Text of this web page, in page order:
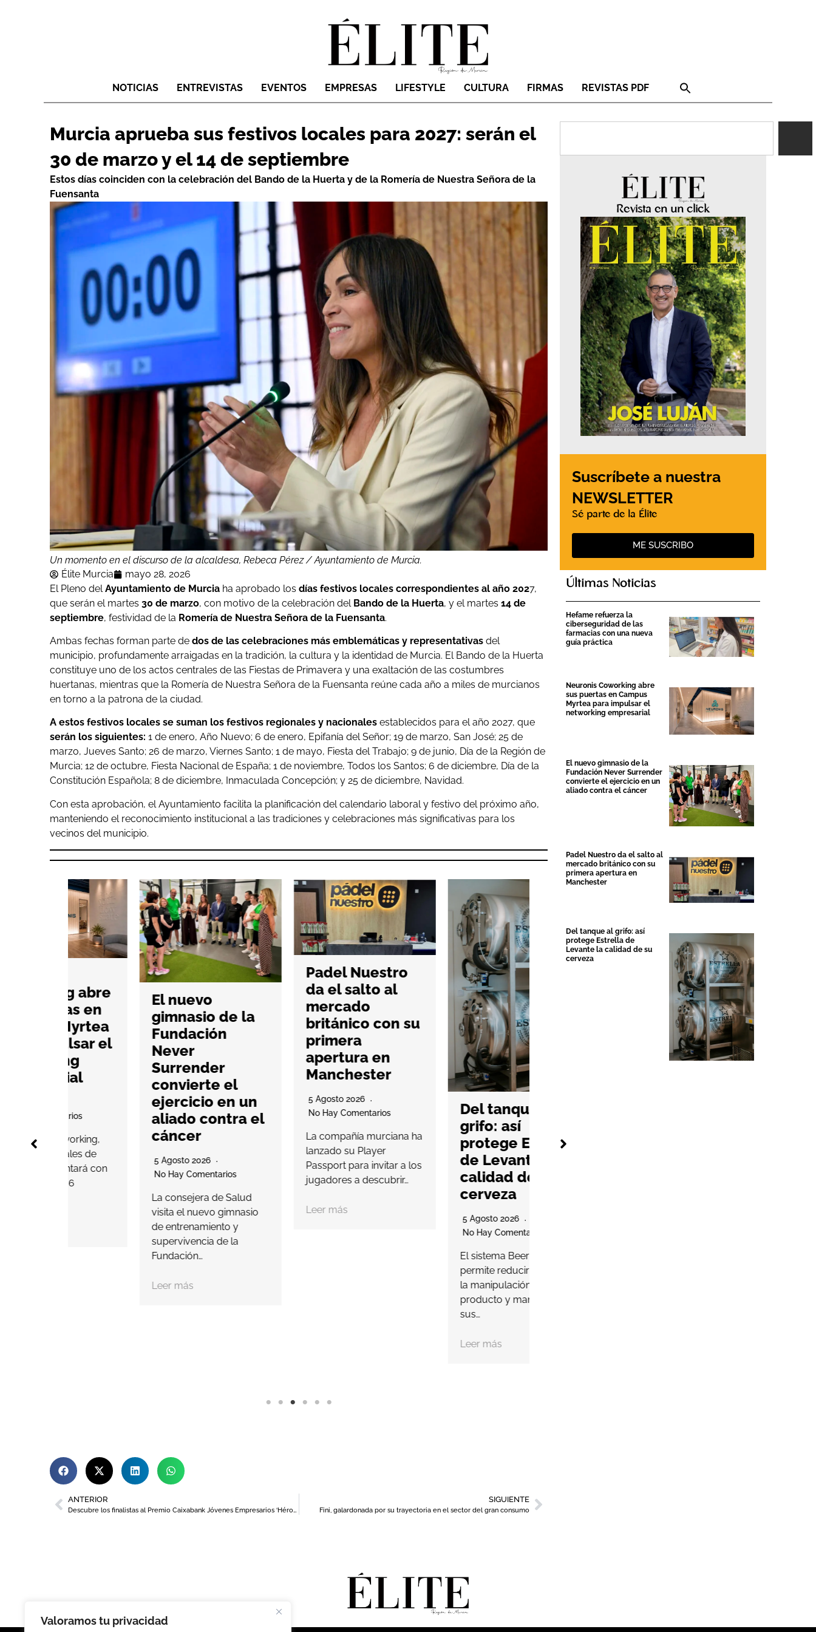
Valoramos tu privacidad
NOTICIAS ENTREVISTAS EVENTOS EMPRESAS LIFESTYLE CULTURA FIRMAS REVISTAS PDF
Murcia aprueba sus festivos locales para 2027: serán el
30 de marzo y el 14 de septiembre
Estos días coinciden con la celebración del Bando de la Huerta y de la Romería de Nuestra Señora de la
Fuensanta
Un momento en el discurso de la alcaldesa, Rebeca Pérez / Ayuntamiento de Murcia.
Élite Murcia
mayo 28, 2026
El Pleno del Ayuntamiento de Murcia ha aprobado los días festivos locales correspondientes al año 2027,
que serán el martes 30 de marzo, con motivo de la celebración del Bando de la Huerta, y el martes 14 de
septiembre, festividad de la Romería de Nuestra Señora de la Fuensanta.
Ambas fechas forman parte de dos de las celebraciones más emblemáticas y representativas del
municipio, profundamente arraigadas en la tradición, la cultura y la identidad de Murcia. El Bando de la Huerta
constituye uno de los actos centrales de las Fiestas de Primavera y una exaltación de las costumbres
huertanas, mientras que la Romería de Nuestra Señora de la Fuensanta reúne cada año a miles de murcianos
en torno a la patrona de la ciudad.
A estos festivos locales se suman los festivos regionales y nacionales establecidos para el año 2027, que
serán los siguientes: 1 de enero, Año Nuevo; 6 de enero, Epifanía del Señor; 19 de marzo, San José; 25 de
marzo, Jueves Santo; 26 de marzo, Viernes Santo; 1 de mayo, Fiesta del Trabajo; 9 de junio, Día de la Región de
Murcia; 12 de octubre, Fiesta Nacional de España; 1 de noviembre, Todos los Santos; 6 de diciembre, Día de la
Constitución Española; 8 de diciembre, Inmaculada Concepción; y 25 de diciembre, Navidad.
Con esta aprobación, el Ayuntamiento facilita la planificación del calendario laboral y festivo del próximo año,
manteniendo el reconocimiento institucional a las tradiciones y celebraciones más significativas para los
vecinos del municipio.
El nuevo
gimnasio de la
Fundación
Never
Surrender
convierte el
ejercicio en un
aliado contra el
cáncer
5 Agosto 2026
No Hay Comentarios
La consejera de Salud
visita el nuevo gimnasio
de entrenamiento y
supervivencia de la
Padel Nuestro
da el salto al
mercado
británico con su
apertura en
Manchester
5 Agosto 2026
No Hay Comentarios
La compañía murciana ha
lanzado su Player
Passport para invitar a los
jugadores a descubrir…
Leer más
Del tanque al
protege Estrella
de Levante la
calidad de su
No Hay Comentarios
El sistema Beer Drive
permite reducir al mínimo
la manipulación del
producto y mantener
proyecto en Punta Cana,…
Hefame
refuerza la
ciberseguridad
de las
con una nueva
guía práctica
ANTERIOR
Descubre los finalistas al Premio Caixabank Jóvenes Empresarios ‘Héroes’ de AJE
SIGUIENTE
Fini, galardonada por su trayectoria en el sector del gran consumo
Revista en un click
Suscríbete a nuestra
NEWSLETTER
Sé parte de la Élite
ME SUSCRIBO
Últimas Noticias
Hefame refuerza la
ciberseguridad de las
farmacias con una nueva
guía práctica
Neuronis Coworking abre
sus puertas en Campus
Myrtea para impulsar el
networking empresarial
El nuevo gimnasio de la
Fundación Never Surrender
convierte el ejercicio en un
aliado contra el cáncer
Padel Nuestro da el salto al
mercado británico con su
primera apertura en
Manchester
Del tanque al grifo: así
protege Estrella de
Levante la calidad de su
cerveza